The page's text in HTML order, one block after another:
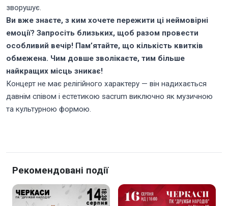
зворушує.
Ви вже знаєте, з ким хочете пережити ці неймовірні
емоції? Запросіть близьких, щоб разом провести
особливий вечір! Пам’ятайте, що кількість квитків
обмежена. Чим довше зволікаєте, тим більше
найкращих місць зникає!
Концерт не має релігійного характеру — він надихається
давнім співом і естетикою sacrum виключно як музичною
та культурною формою.
Рекомендовані події